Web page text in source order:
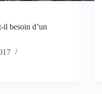
il besoin d’un